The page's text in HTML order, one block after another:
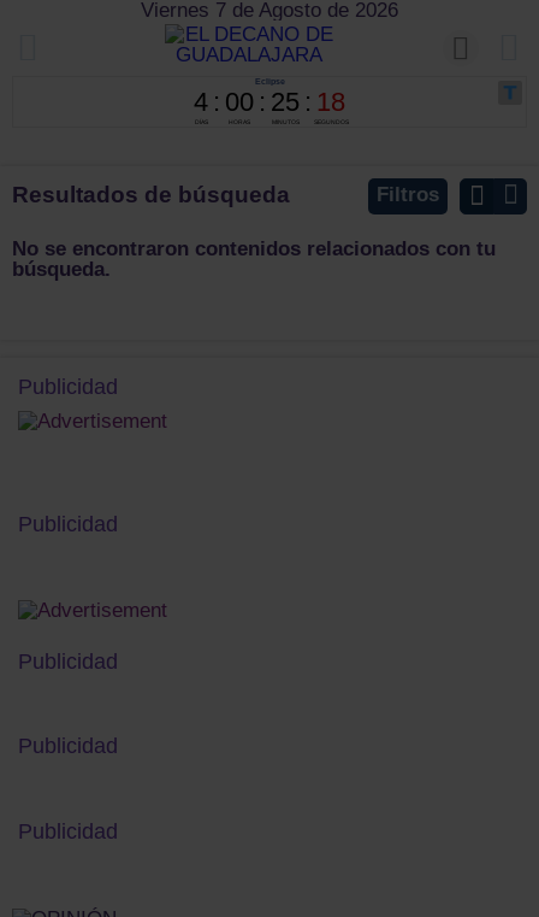
Viernes 7 de Agosto de 2026
Filtros
Resultados de búsqueda
No se encontraron contenidos relacionados con tu
búsqueda.
Publicidad
Publicidad
Publicidad
Publicidad
Publicidad